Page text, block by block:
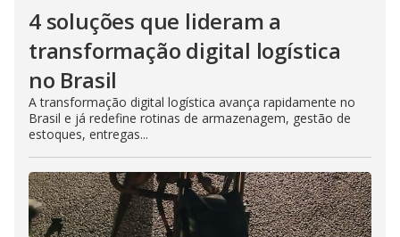
4 soluções que lideram a
transformação digital logística
no Brasil
A transformação digital logística avança rapidamente no
Brasil e já redefine rotinas de armazenagem, gestão de
estoques, entregas...